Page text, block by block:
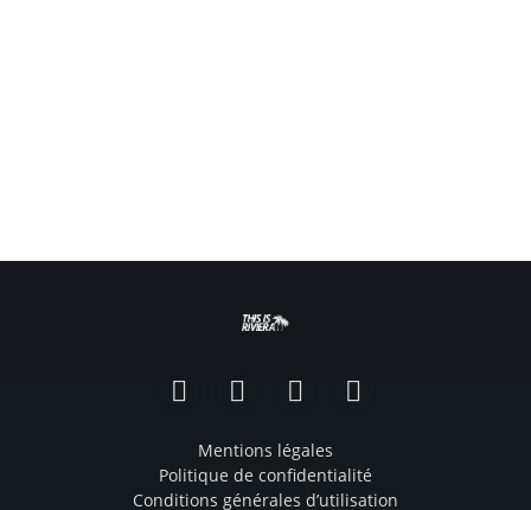
FacebookInstagramTikTok YouTube
Mentions légales
Politique de confidentialité
Conditions générales d’utilisation